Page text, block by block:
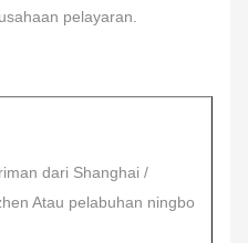
pelayaran.
dari Shanghai /
Atau pelabuhan ningbo